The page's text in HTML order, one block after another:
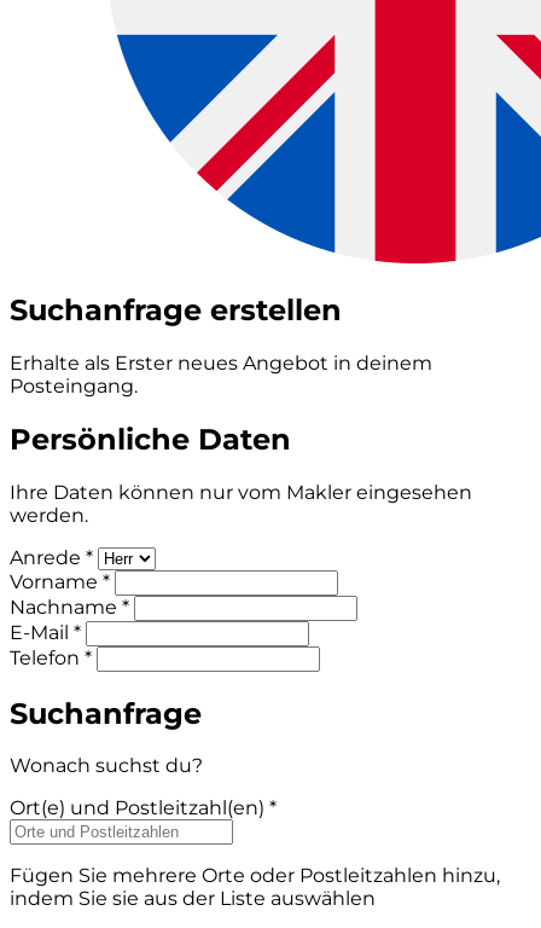
Suchanfrage erstellen
Erhalte als Erster neues Angebot in deinem
Posteingang.
Persönliche Daten
Ihre Daten können nur vom Makler eingesehen
werden.
Anrede *
Vorname *
Nachname *
E-Mail *
Telefon *
Suchanfrage
Wonach suchst du?
Ort(e) und Postleitzahl(en) *
Fügen Sie mehrere Orte oder Postleitzahlen hinzu,
indem Sie sie aus der Liste auswählen